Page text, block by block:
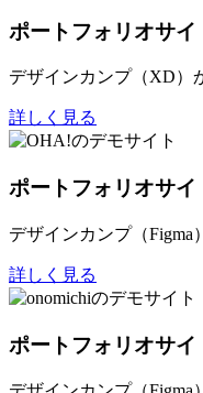
ポートフォリオサイ
デザインカンプ（XD）
詳しく見る
ポートフォリオサイ
デザインカンプ（Figma
詳しく見る
ポートフォリオサイ